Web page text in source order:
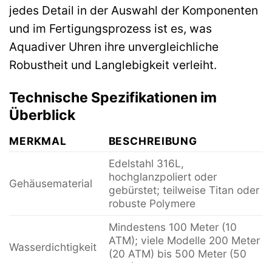
jedes Detail in der Auswahl der Komponenten
und im Fertigungsprozess ist es, was
Aquadiver Uhren ihre unvergleichliche
Robustheit und Langlebigkeit verleiht.
Technische Spezifikationen im
Überblick
MERKMAL BESCHREIBUNG
Gehäusematerial
Edelstahl 316L,
hochglanzpoliert oder
gebürstet; teilweise Titan oder
robuste Polymere
Wasserdichtigkeit
Mindestens 100 Meter (10
ATM); viele Modelle 200 Meter
(20 ATM) bis 500 Meter (50